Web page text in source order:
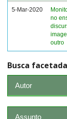
5-Mar-2020
no
outro
Busca facetada
Autor
Assunto